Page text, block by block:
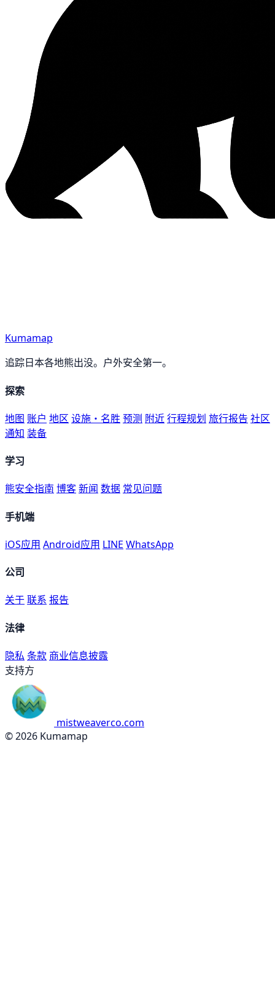
Kumamap
追踪日本各地熊出没。户外安全第一。
探索
地图 账户 地区 设施・名胜 预测 附近行程规划 旅行报告 社区
通知 装备
学习
熊安全指南 博客新闻 数据 常见问题
手机端
iOS应用 Android应用 LINE WhatsApp
公司
关于联系 报告
法律
隐私 条款 商业信息披露
支持方
mistweaverco.com
© 2026 Kumamap